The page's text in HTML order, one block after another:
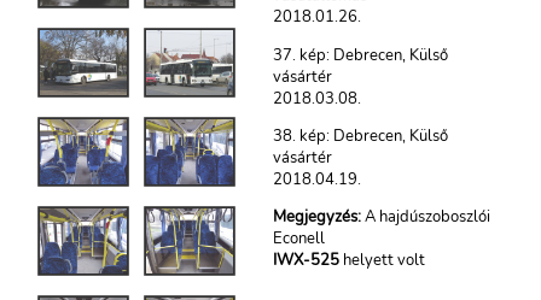
2018.01.26.
37. kép: Debrecen, Külső
vásártér
2018.03.08.
38. kép: Debrecen, Külső
vásártér
2018.04.19.
Megjegyzés:A hajdúszoboszlói
Econell
IWX-525 helyett volt